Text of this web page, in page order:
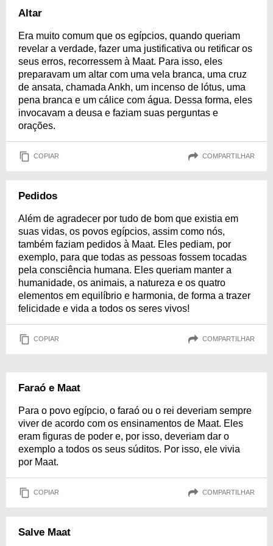
Altar
Era muito comum que os egípcios, quando queriam
revelar a verdade, fazer uma justificativa ou retificar os
seus erros, recorressem à Maat. Para isso, eles
preparavam um altar com uma vela branca, uma cruz
de ansata, chamada Ankh, um incenso de lótus, uma
pena branca e um cálice com água. Dessa forma, eles
invocavam a deusa e faziam suas perguntas e
orações.
COPIAR COMPARTILHAR
Pedidos
Além de agradecer por tudo de bom que existia em
suas vidas, os povos egípcios, assim como nós,
também faziam pedidos à Maat. Eles pediam, por
exemplo, para que todas as pessoas fossem tocadas
pela consciência humana. Eles queriam manter a
humanidade, os animais, a natureza e os quatro
elementos em equilíbrio e harmonia, de forma a trazer
felicidade e vida a todos os seres vivos!
COPIAR COMPARTILHAR
Faraó e Maat
Para o povo egípcio, o faraó ou o rei deveriam sempre
viver de acordo com os ensinamentos de Maat. Eles
eram figuras de poder e, por isso, deveriam dar o
exemplo a todos os seus súditos. Por isso, ele vivia
por Maat.
COPIAR COMPARTILHAR
Salve Maat